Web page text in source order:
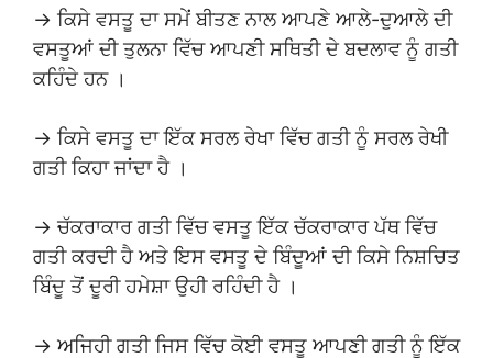
→ ਕਿਸੇ ਵਸਤੂ ਦਾ ਸਮੇਂ ਬੀਤਣ ਨਾਲ ਆਪਣੇ ਆਲੇ-ਦੁਆਲੇ ਦੀ
ਵਸਤੂਆਂ ਦੀ ਤੁਲਨਾ ਵਿੱਚ ਆਪਣੀ ਸਥਿਤੀ ਦੇ ਬਦਲਾਵ ਨੂੰ ਗਤੀ
ਕਹਿੰਦੇ ਹਨ ।
→ ਕਿਸੇ ਵਸਤੂ ਦਾ ਇੱਕ ਸਰਲ ਰੇਖਾ ਵਿੱਚ ਗਤੀ ਨੂੰ ਸਰਲ ਰੇਖੀ
ਗਤੀ ਕਿਹਾ ਜਾਂਦਾ ਹੈ ।
→ ਚੱਕਰਾਕਾਰ ਗਤੀ ਵਿੱਚ ਵਸਤੂ ਇੱਕ ਚੱਕਰਾਕਾਰ ਪੱਥ ਵਿੱਚ
ਗਤੀ ਕਰਦੀ ਹੈ ਅਤੇ ਇਸ ਵਸਤੂ ਦੇ ਬਿੰਦੂਆਂ ਦੀ ਕਿਸੇ ਨਿਸ਼ਚਿਤ
ਬਿੰਦੂ ਤੋਂ ਦੂਰੀ ਹਮੇਸ਼ਾ ਉਹੀ ਰਹਿੰਦੀ ਹੈ ।
→ ਅਜਿਹੀ ਗਤੀ ਜਿਸ ਵਿੱਚ ਕੋਈ ਵਸਤੂ ਆਪਣੀ ਗਤੀ ਨੂੰ ਇੱਕ